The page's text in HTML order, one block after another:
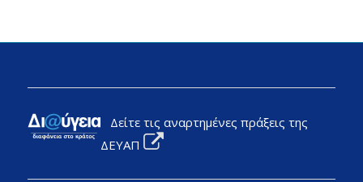
Δείτε τις αναρτημένες πράξεις της
ΔΕΥΑΠ